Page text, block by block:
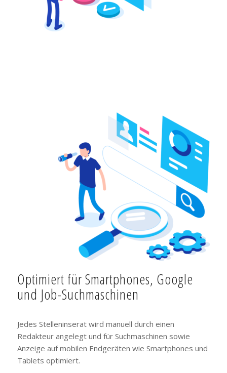
Optimiert für Smartphones, Google
und Job-Suchmaschinen
Jedes Stelleninserat wird manuell durch einen
Redakteur angelegt und für Suchmaschinen sowie
Anzeige auf mobilen Endgeräten wie Smartphones und
Tablets optimiert.